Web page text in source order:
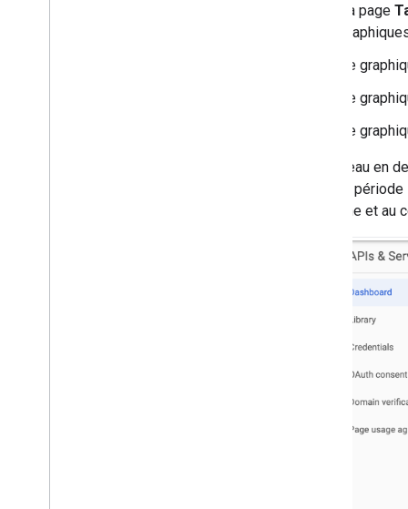
La page
Le
Le
Le
Le tableau en
(pour la
moyenne et